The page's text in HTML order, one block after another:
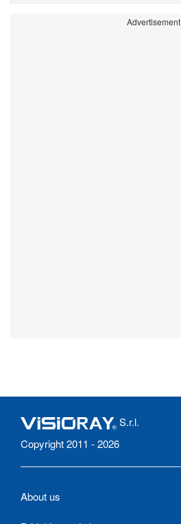
Advertisement
S.r.l.
Copyright 2011 - 2026
About us